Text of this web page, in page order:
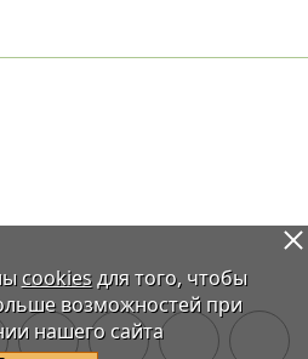
cookiesдля того, чтобы
возможностей при
нашего сайта